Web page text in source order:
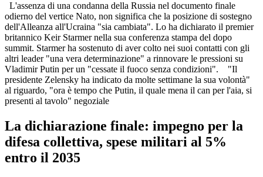
L'assenza di una condanna della Russia nel documento finale
odierno del vertice Nato, non significa che la posizione di sostegno
dell'Alleanza all'Ucraina "sia cambiata". Lo ha dichiarato il premier
britannico Keir Starmer nella sua conferenza stampa del dopo
summit. Starmer ha sostenuto di aver colto nei suoi contatti con gli
altri leader "una vera determinazione" a rinnovare le pressioni su
Vladimir Putin per un "cessate il fuoco senza condizioni". "Il
presidente Zelensky ha indicato da molte settimane la sua volontà"
al riguardo, "ora è tempo che Putin, il quale mena il can per l'aia, si
presenti al tavolo" negoziale
La dichiarazione finale: impegno per la
difesa collettiva, spese militari al 5%
entro il 2035